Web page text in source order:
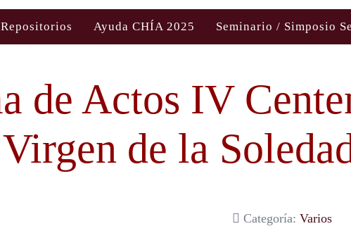
Repositorios Ayuda CHÍA 2025 Seminario / Simposio
de Actos IV
de la
Categoría: Varios